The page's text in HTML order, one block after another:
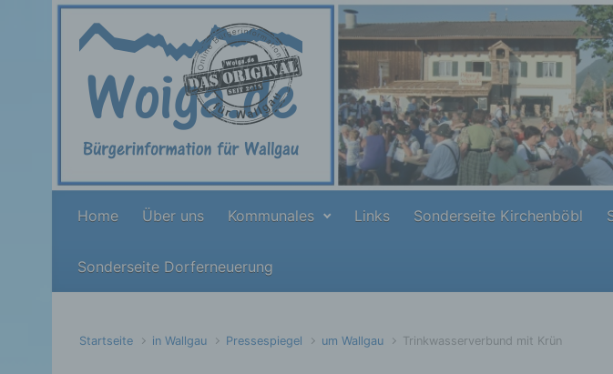
Zum Hauptinhalt springen
Home Über uns Kommunales Links Sonderseite Kirchenböbl
Sonderseite Dorferneuerung
Startseite in Wallgau Pressespiegel um Wallgau Trinkwasserverbund mit Krün